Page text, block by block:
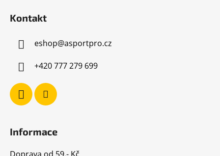
Kontakt
eshop@asportpro.cz
+420 777 279 699
Informace